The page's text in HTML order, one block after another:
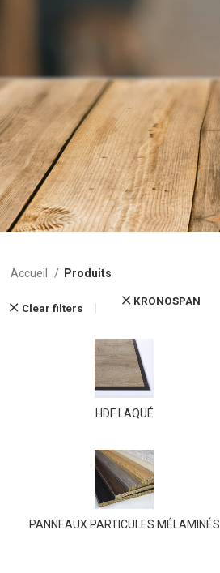
Accueil Produits
Clear filters
KRONOSPAN
HDF LAQUÉ
PANNEAUX PARTICULES MÉLAMINÉS